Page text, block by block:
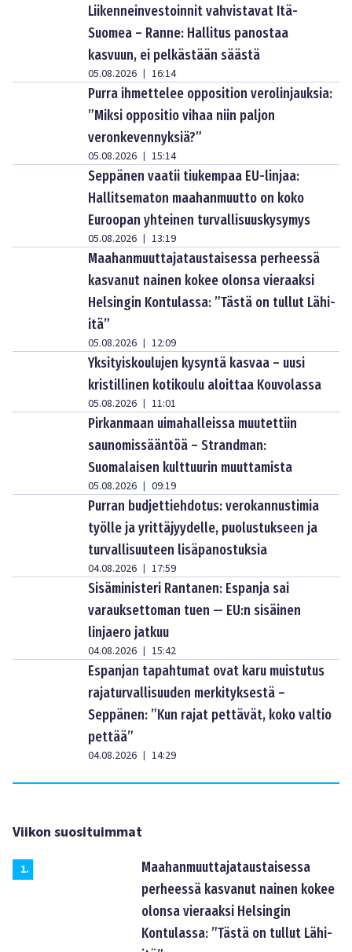
Liikenneinvestoinnit vahvistavat Itä-
Suomea – Ranne: Hallitus panostaa
kasvuun, ei pelkästään säästä
05.08.2026 | 16:14
Purra ihmettelee opposition verolinjauksia:
”Miksi oppositio vihaa niin paljon
veronkevennyksiä?”
05.08.2026 | 15:14
Seppänen vaatii tiukempaa EU-linjaa:
Hallitsematon maahanmuutto on koko
Euroopan yhteinen turvallisuuskysymys
05.08.2026 | 13:19
Maahanmuuttajataustaisessa perheessä
kasvanut nainen kokee olonsa vieraaksi
Helsingin Kontulassa: ”Tästä on tullut Lähi-
itä”
05.08.2026 | 12:09
Yksityiskoulujen kysyntä kasvaa – uusi
kristillinen kotikoulu aloittaa Kouvolassa
05.08.2026 | 11:01
Pirkanmaan uimahalleissa muutettiin
saunomissääntöä – Strandman:
Suomalaisen kulttuurin muuttamista
05.08.2026 | 09:19
Purran budjettiehdotus: verokannustimia
työlle ja yrittäjyydelle, puolustukseen ja
turvallisuuteen lisäpanostuksia
04.08.2026 | 17:59
Sisäministeri Rantanen: Espanja sai
varauksettoman tuen — EU:n sisäinen
linjaero jatkuu
04.08.2026 | 15:42
Espanjan tapahtumat ovat karu muistutus
rajaturvallisuuden merkityksestä –
Seppänen: ”Kun rajat pettävät, koko valtio
pettää”
04.08.2026 | 14:29
Viikon suosituimmat
1.
Maahanmuuttajataustaisessa
perheessä kasvanut nainen kokee
olonsa vieraaksi Helsingin
Kontulassa: ”Tästä on tullut Lähi-